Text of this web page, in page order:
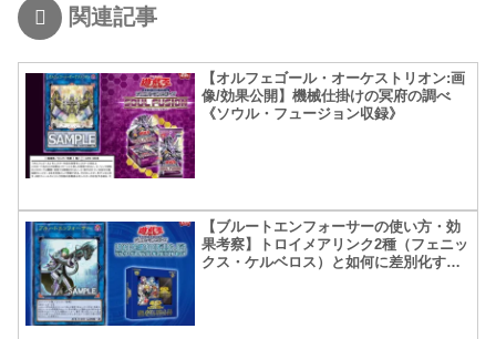
関連記事
【オルフェゴール・オーケストリオン:画
像/効果公開】機械仕掛けの冥府の調べ
《ソウル・フュージョン収録》
【ブルートエンフォーサーの使い方・効
果考察】トロイメアリンク2種（フェニッ
クス・ケルベロス）と如何に差別化する